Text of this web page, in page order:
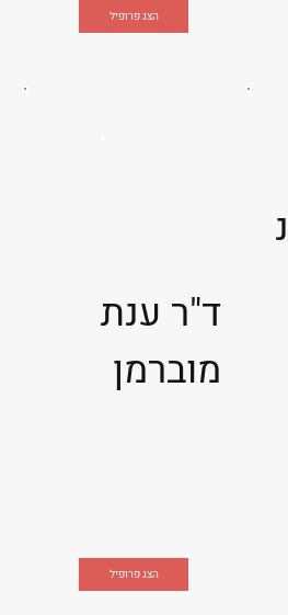
הצג פרופיל
ד"ר ענת
מוברמן
הצג פרופיל